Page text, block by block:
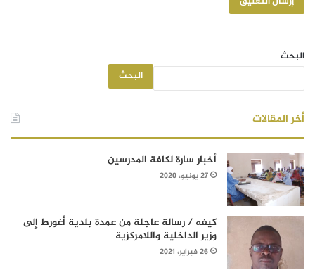
البحث
البحث
أخر المقالات
أخبار سارة لكافة المدرسين
27 يونيو، 2020
كيفه / رسالة عاجلة من عمدة بلدية أغورط إلى
وزير الداخلية واللامركزية
26 فبراير، 2021